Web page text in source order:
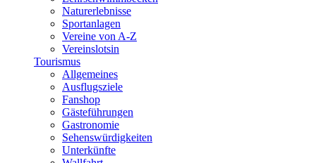
Naturerlebnisse
Sportanlagen
Vereine von A-Z
Vereinslotsin
Tourismus
Allgemeines
Ausflugsziele
Fanshop
Gästeführungen
Gastronomie
Sehenswürdigkeiten
Unterkünfte